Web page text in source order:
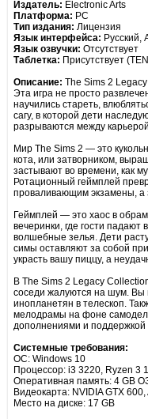
Издатель: Electronic Arts
Платформа: PC
Тип издания: Лицензия
Язык интерфейса: Русский,
Язык озвучки: Отсутствует
Таблетка: Присутствует
Описание: The Sims 2
Эта игра не просто
научились стареть,
сагу, в которой дети
разрываются между
Мир The Sims 2 — это
кота, или затворником,
застывают во времени, как
Ротационный геймплей
проваливающим экзамены, а
Геймплей — это хаос в
вечеринки, где гости
волшебные зелья. Дети
симы оставляют за собой
украсть вашу пиццу, а
В The Sims 2 Legacy
соседи жалуются на шум. Вы
инопланетян в телескоп.
мелодрамы на фоне
дополнениями и
Системные требования:
ОС: Windows 10
Процессор: i3 3220, Ryzen 3
Оперативная память: 4 GB
Видеокарта: NVIDIA GTX
Место на диске: 17 GB